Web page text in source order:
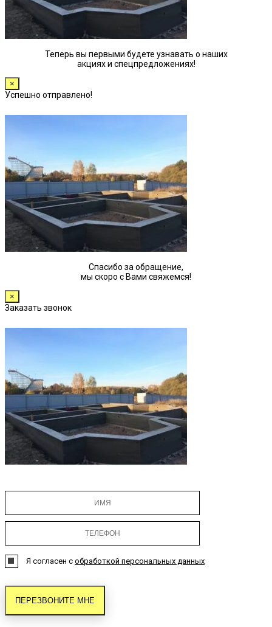
Теперь вы первыми будете узнавать о наших
акциях и спецпредложениях!
×
Успешно отправлено!
Спасибо за обращение,
мы скоро с Вами свяжемся!
×
Заказать звонок
Я согласен с обработкой персональных данных